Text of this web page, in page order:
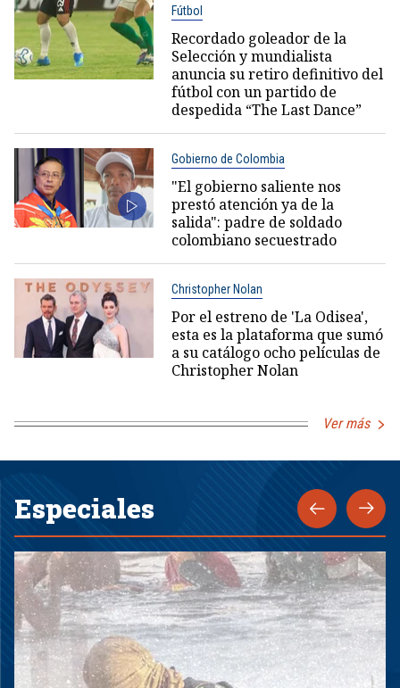
Fútbol
Recordado goleador de la
Selección y mundialista
anuncia su retiro definitivo del
fútbol con un partido de
despedida “The Last Dance”
Gobierno de Colombia
"El gobierno saliente nos
prestó atención ya de la
salida": padre de soldado
colombiano secuestrado
Christopher Nolan
Por el estreno de 'La Odisea',
esta es la plataforma que sumó
a su catálogo ocho películas de
Christopher Nolan
Ver más
Especiales